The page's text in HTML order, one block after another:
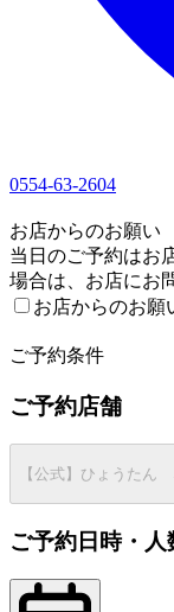
0554-63-2604
お店からのお願い
当日のご予約はお
場合は、お店にお
お店からのお願
ご予約条件
ご予約店舗
【公式】ひょうたん
ご予約日時・人